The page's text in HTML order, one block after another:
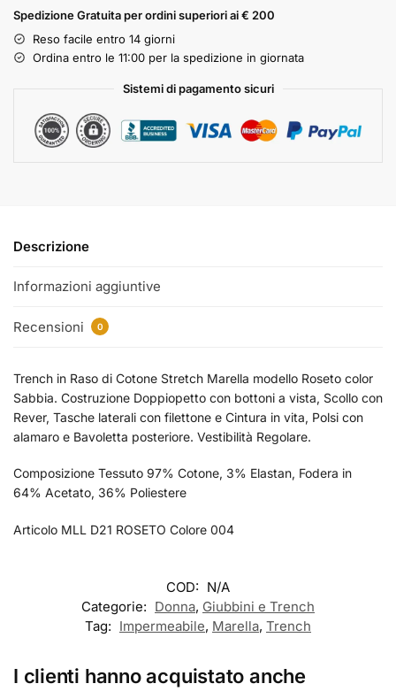
Spedizione Gratuita per ordini superiori ai € 200
Reso facile entro 14 giorni
Ordina entro le 11:00 per la spedizione in giornata
Sistemi di pagamento sicuri
Descrizione
Informazioni aggiuntive
Recensioni 0
Trench in Raso di Cotone Stretch Marella modello Roseto color
Sabbia. Costruzione Doppiopetto con bottoni a vista, Scollo con
Rever, Tasche laterali con filettone e Cintura in vita, Polsi con
alamaro e Bavoletta posteriore. Vestibilità Regolare.
Composizione Tessuto 97% Cotone, 3% Elastan, Fodera in
64% Acetato, 36% Poliestere
Articolo MLL D21 ROSETO Colore 004
COD: N/A
Categorie: Donna, Giubbini e Trench
Tag: Impermeabile, Marella, Trench
I clienti hanno acquistato anche